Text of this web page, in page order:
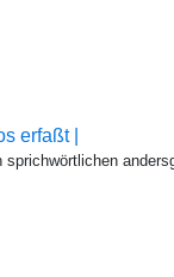
erfaßt |